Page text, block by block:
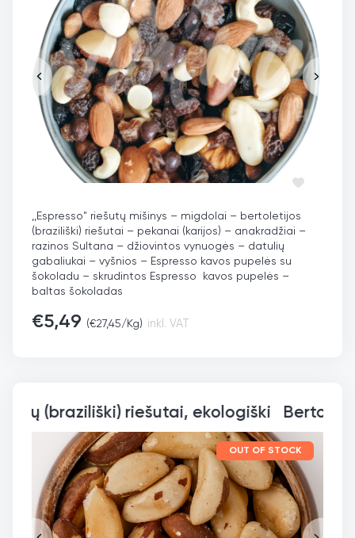
,,Espresso" riešutų mišinys – migdolai – bertoletijos
(braziliški) riešutai – pekanai (karijos) – anakradžiai –
razinos Sultana – džiovintos vynuogės – datulių
gabaliukai – vyšnios – Espresso kavos pupelės su
šokoladu – skrudintos Espresso kavos pupelės –
baltas šokoladas
€5,49 (€27,45/Kg) inkl. VAT
Bertoletijų (braziliški)
OUT OF STOCK